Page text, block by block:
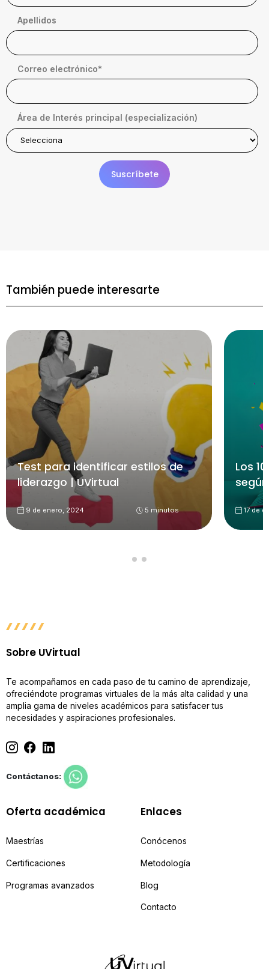
Apellidos
Correo electrónico*
Área de Interés principal (especialización)
También puede interesarte
Test para identificar estilos de
liderazgo | UVirtual
9 de enero, 2024 5 minutos
Los
17 de
Sobre UVirtual
Te acompañamos en cada paso de tu camino de aprendizaje,
ofreciéndote programas virtuales de la más alta calidad y una
amplia gama de niveles académicos para satisfacer tus
necesidades y aspiraciones profesionales.
Contáctanos:
Oferta académica
Maestrías
Certificaciones
Programas avanzados
Enlaces
Conócenos
Metodología
Blog
Contacto